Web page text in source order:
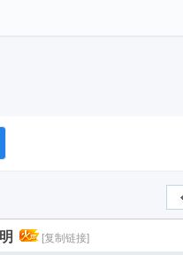
[复制链接]